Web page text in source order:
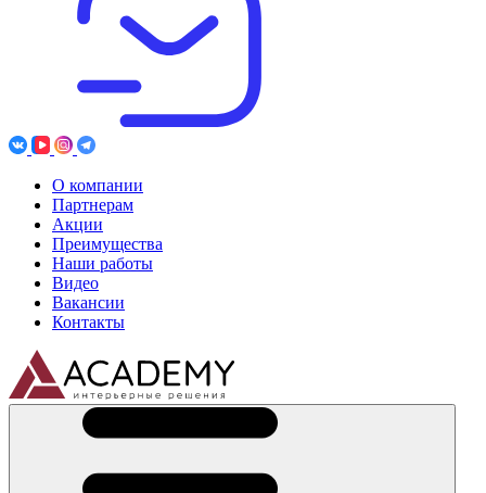
О компании
Партнерам
Акции
Преимущества
Наши работы
Видео
Вакансии
Контакты